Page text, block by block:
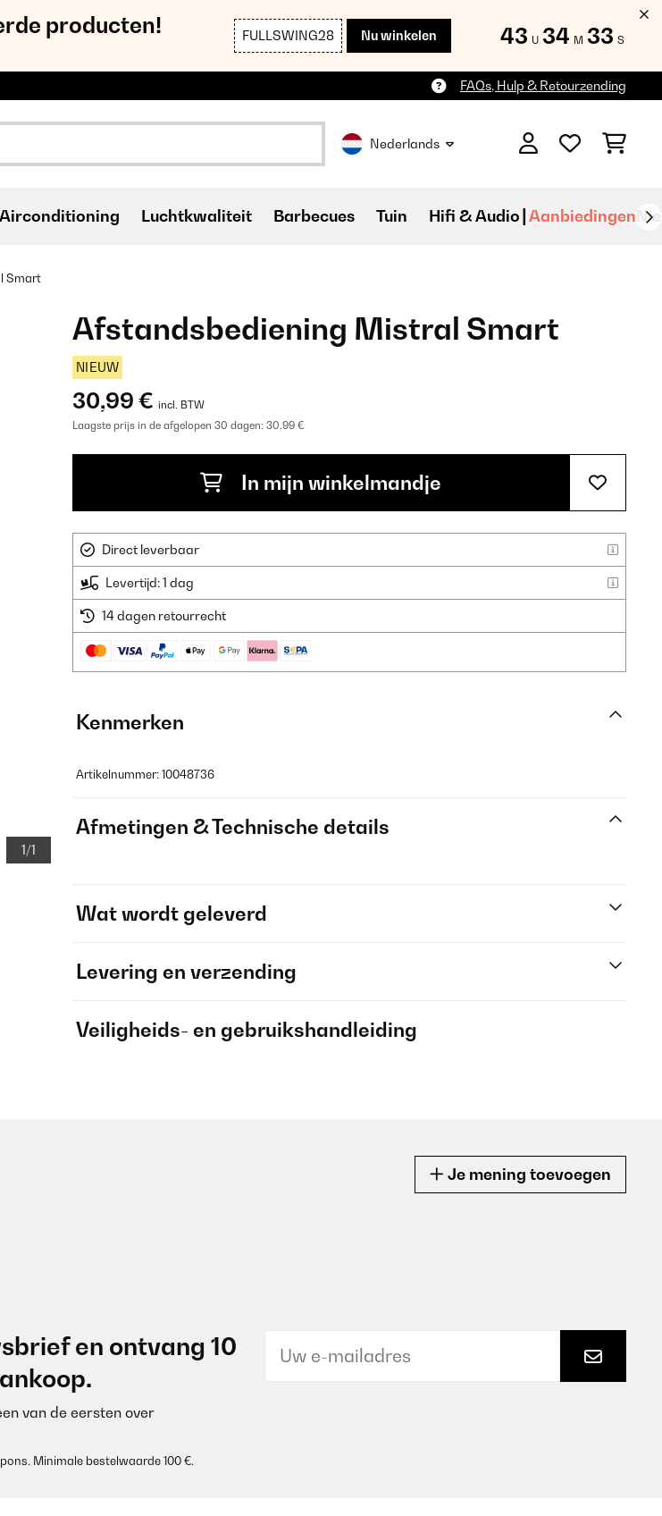
producten! FULLSWING28 Nu winkelen 43 U 34 M 31 S
FAQs, Hulp & Retourzending
Nederlands
Airconditioning Luchtkwaliteit Barbecues Tuin Hifi & Audio Aanbiedingen
Smart
1/1
Afstandsbediening Mistral Smart
NIEUW
30,99 € incl. BTW
Laagste prijs in de afgelopen 30 dagen: 30,99 €
In mijn winkelmandje
Direct leverbaar
Levertijd: 1 dag
14 dagen retourrecht
Kenmerken
Artikelnummer: 10048736
Afmetingen & Technische details
Wat wordt geleverd
Levering en verzending
Veiligheids- en gebruikshandleiding
Je mening toevoegen
en ontvang 10
van de eersten over
Minimale bestelwaarde 100 €.